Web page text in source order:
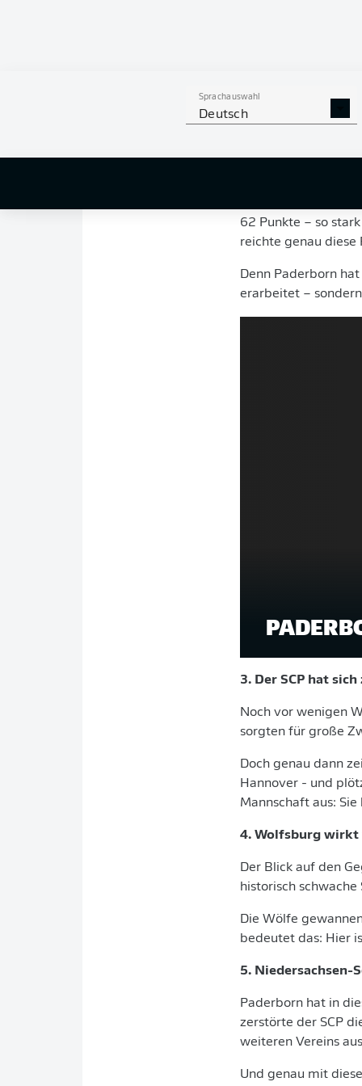
Sprachauswahl
Deutsch
wie sich
VfL Osnabrück
Solche Spiele
62 Punkte – so
reichte genau
Denn Paderborn
erarbeitet –
3. Der SCP hat
Noch vor wenigen
sorgten für große
Doch genau dann
Hannover - und
Mannschaft aus:
4. Wolfsburg wirkt
Der Blick auf den
historisch
Die Wölfe
bedeutet das: Hier
5. Niedersachsen-
Paderborn hat in
zerstörte der SCP
weiteren Vereins
Und genau mit